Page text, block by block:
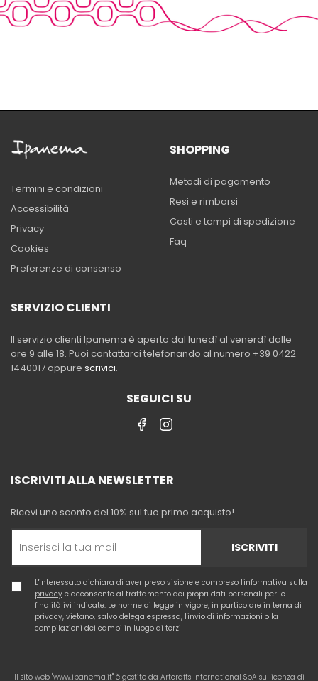
Termini e condizioni
Accessibilità
Privacy
Cookies
Preferenze di consenso
SHOPPING
Metodi di pagamento
Resi e rimborsi
Costi e tempi di spedizione
Faq
SERVIZIO CLIENTI
Il servizio clienti Ipanema è aperto dal lunedì al venerdì dalle
ore 9 alle 18. Puoi contattarci telefonando al numero +39 0422
1440017 oppure scrivici.
SEGUICI SU
ISCRIVITI ALLA NEWSLETTER
Ricevi uno sconto del 10% sul tuo primo acquisto!
ISCRIVITI
L'interessato dichiara di aver preso visione e compreso l'informativa sulla
privacy e acconsente al trattamento dei propri dati personali per le
finalità ivi indicate. Le norme di legge in vigore, in particolare in tema di
privacy, vietano, salvo delega espressa, l'invio di informazioni o la
compilazioni dei campi in luogo di terzi
Il sito web "www.ipanema.it" è gestito da Artcrafts International SpA su licenza di